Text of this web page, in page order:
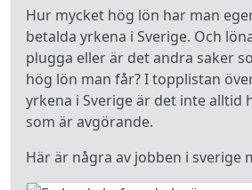
Hur mycket hög lön har man
betalda yrkena i Sverige. Och
plugga eller är det andra saker
hög lön man får? I topplistan
yrkena i Sverige är det inte alltid
som är avgörande.
Här är några av jobben i sverige